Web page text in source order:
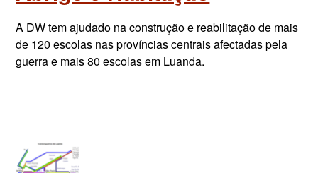
A DW tem ajudado na construção e reabilitação de mais
de 120 escolas nas províncias centrais afectadas pela
guerra e mais 80 escolas em Luanda.